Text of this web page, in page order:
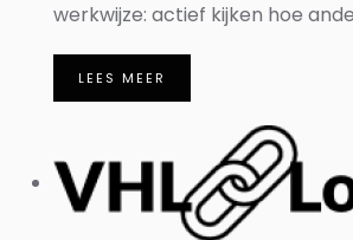
werkwijze: actief kijken hoe
LEES MEER